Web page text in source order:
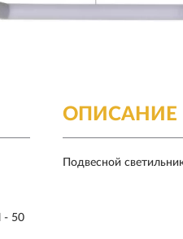
- 50
ОПИСАНИЕ
Подвесной